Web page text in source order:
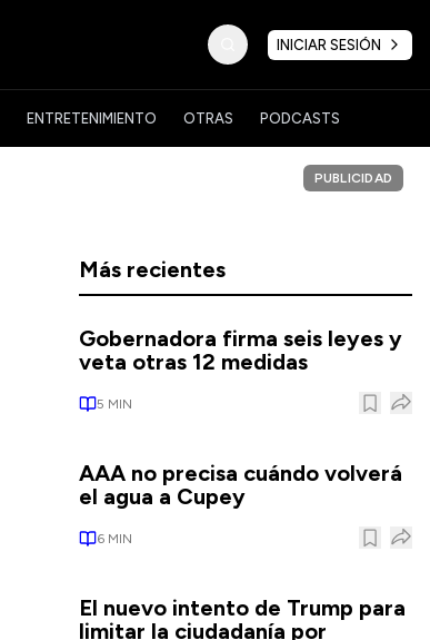
INICIAR SESIÓN
ENTRETENIMIENTO OTRAS PODCASTS
PUBLICIDAD
Más recientes
Gobernadora firma seis leyes y
veta otras 12 medidas
5 MIN
AAA no precisa cuándo volverá
el agua a Cupey
6 MIN
El nuevo intento de Trump para
limitar la ciudadanía por